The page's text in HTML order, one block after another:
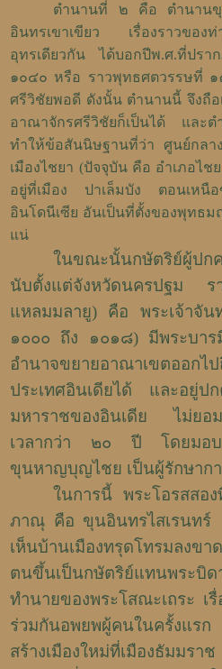
ตำนานที่ ๒ คือ ตำนาน
อินทรเขาเขียว เรื่องราวของท่
อุทรเดียวกัน ได้บอกปีพ.ศ.ที่ปร
๑๐๔๐ หรือ ราวพุทธศตวรรษที่ ๑
ศรีวิชัยพอดี ดังนั้น ตำนานนี้ จึงถื
อาณาจักรศรีวิชัยก็เป็นได้ และ
ทำให้ข้อสันนิษฐานที่ว่า ศูนย์กลา
เมืองไชยา (ปัจจุบัน คือ อำเภอไ
อยู่ที่เมือง ปาเล็มบัง ตอนเหนือ
อินโดนีเซีย อันเป็นที่ตั้งของพุทธ
แน่
ในขณะนั้นกษัตริย์ผู้ป
นับตั้งแต่จังหวัดนครปฐม ร
แหลมมลายู) คือ พระเจ้าจั
๑๐๐๐ ถึง ๑๐๑๘) มีพระบา
อำนาจขยายอาณาเขตออก
ประเทศอินเดียได้ และอยู่ปก
มหาราชของอินเดีย ไม่ยอ
เวลากว่า ๒๐ ปี โดยมอบ
ขุนหาญบุญไชย เป็นผู้รักษาก
ในการนี้ พระโอรสสอ
ภาณุ คือ ขุนอินทรไสเรนทร์
เห็นบ้านเมืองทรุดโทรมลงข
ตนขึ้นเป็นกษัตริย์แทนพระ
ทำนายของพระโสณะเถระ เ
ร่วมกันอพยพผู้คนในครั้งแ
สร้างเมืองใหม่ที่เมืองธัมมร